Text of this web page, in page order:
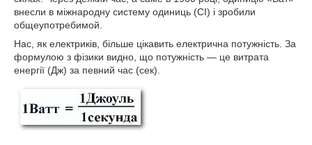
внесли в міжнародну систему одиниць (СІ) і зробили
общеупотребимой.
Нас, як електриків, більше цікавить електрична потужність. За
формулою з фізики видно, що потужність — це витрата
енергії (Дж) за певний час (сек).